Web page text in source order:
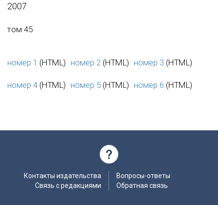
2007
том 45
номер 1 (HTML) номер 2 (HTML) номер 3 (HTML)
номер 4 (HTML) номер 5 (HTML) номер 6 (HTML)
Контакты издательства
Связь с редакциями
Вопросы-ответы
Обратная связь